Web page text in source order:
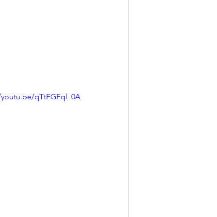
qTtFGFql_0A